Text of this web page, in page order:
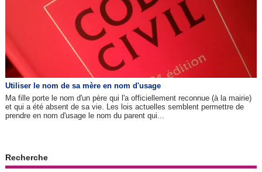
Utiliser le nom de sa mère en nom d'usage
Ma fille porte le nom d'un père qui l'a officiellement reconnue (à la mairie)
et qui a été absent de sa vie. Les lois actuelles semblent permettre de
prendre en nom d'usage le nom du parent qui...
Recherche